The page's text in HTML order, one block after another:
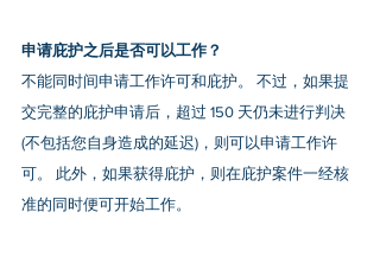
申请庇护之后是否可以工作？
不能同时间申请工作许可和庇护。 不过，如果提
交完整的庇护申请后，超过 150 天仍未进行判决
(不包括您自身造成的延迟)，则可以申请工作许
可。 此外，如果获得庇护，则在庇护案件一经核
准的同时便可开始工作。